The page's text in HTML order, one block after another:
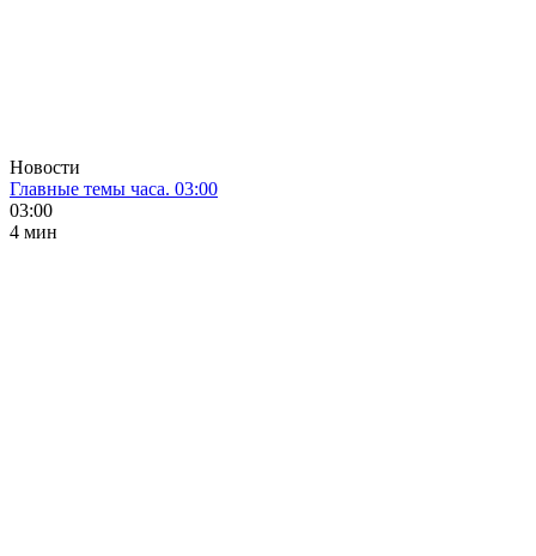
Новости
Главные темы часа. 03:00
03:00
4 мин